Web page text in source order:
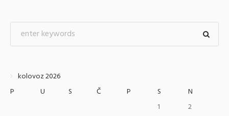
kolovoz 2026
P
U S Č P S
N
1
2